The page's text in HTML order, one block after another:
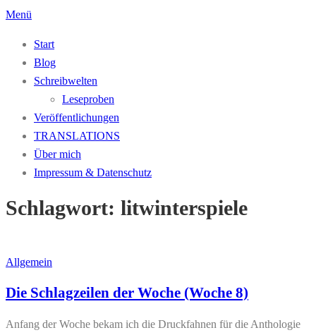
Zum
springen
Menü
Start
Blog
Schreibwelten
Leseproben
Veröffentlichungen
TRANSLATIONS
Über mich
Impressum & Datenschutz
Schlagwort: litwinterspiele
Allgemein
Die Schlagzeilen der Woche (Woche 8)
Anfang der Woche bekam ich die Druckfahnen für die Anthologie